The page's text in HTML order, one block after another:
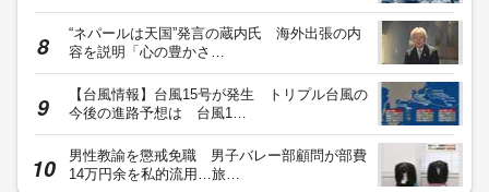
“ネパールは天国”発言の蔵内氏 海外出張の内
容を説明「心の豊かさ…
【台風情報】台風15号が発生 トリプル台風の
今後の進路予想は 台風1…
男性教諭を懲戒免職 男子バレー部顧問が部費
14万円余を私的流用…旅…